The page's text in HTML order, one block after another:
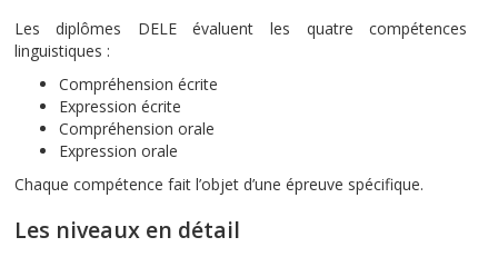
Les diplômes DELE évaluent les quatre compétences
linguistiques :
Compréhension écrite
Expression écrite
Compréhension orale
Expression orale
Chaque compétence fait l’objet d’une épreuve spécifique.
Les niveaux en détail